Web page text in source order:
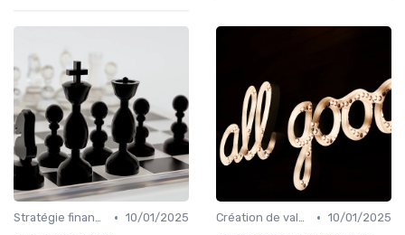
Stratégie financière d’entreprise • 10/01/2025
Création de valeur & rentabilité • 10/01/2025